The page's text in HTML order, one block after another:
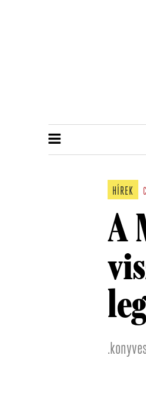
HÍREK
A